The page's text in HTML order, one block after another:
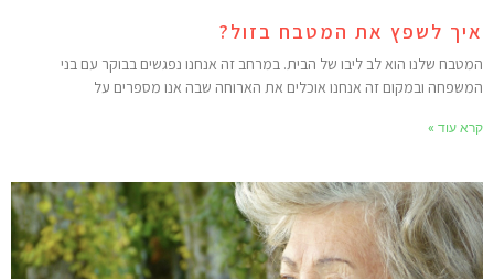
לשפץ את המטבח בזול?
שלנו הוא לב ליבו של הבית. במרחב זה אנחנו נפגשים בבוקר עם בני
ובמקום זה אנחנו אוכלים את הארוחה שבה אנו מספרים על
עוד »